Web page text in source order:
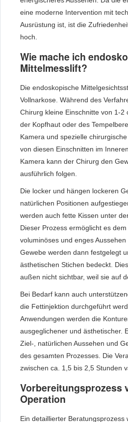
eine moderne Intervention mit
Ausrüstung ist, ist die
hoch.
Wie mache ich
Mittelmesslift?
Die endoskopische
Vollnarkose. Während des
Chirurg kleine Einschnitte von 1-2
der Kopfhaut oder des
Kamera und spezielle
von diesen Einschnitten im
Kamera kann der Chirurg den
ausführlich folgen.
Die locker und hängen lockeren
natürlichen Positionen
werden auch fette Kissen unter
Dieser Prozess ermöglicht es
voluminöses und enges
Gewebe werden dann festgelegt
ästhetischen Stichen bedeckt.
außen nicht sichtbar, weil sie auf
Bei Bedarf kann auch
die Fettinjektion durchgeführt
Anwendungen werden die
ausgeglichener und ästhetischer.
Ziel-, natürlichen Aussehen und
des gesamten Prozesses. Die
zwischen ca. 1,5 bis 2,5 Stunden
Vorbereitungsprozess
Operation
Ein detaillierter Beratungsprozess